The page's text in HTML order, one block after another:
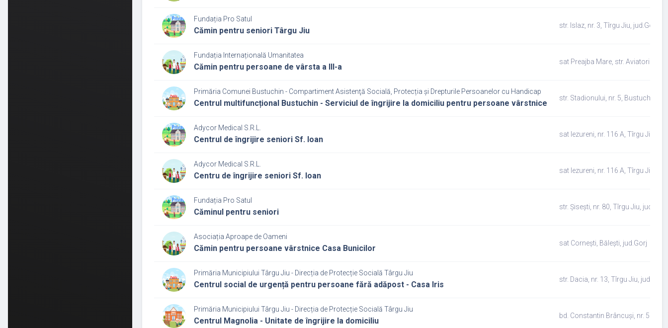
Fundația Pro Satul
Cămin pentru seniori Târgu Jiu
str. Islaz, nr. 3, Tîrgu Jiu, jud.Gorj
Fundația Internațională Umanitatea
Cămin pentru persoane de vârsta a III-a
sat Preajba Mare, str. Aviatorilor,
Primăria Comunei Bustuchin - Compartiment Asistenţă Socială, Protecția și Drepturile Persoanelor cu Handicap
Centrul multifuncțional Bustuchin - Serviciul de îngrijire la domiciliu pentru persoane vârstnice
str. Stadionului, nr. 5, Bustuchin,
Adycor Medical S.R.L.
Centrul de îngrijire seniori Sf. Ioan
sat Iezureni, nr. 116 A, Tîrgu Jiu,
Adycor Medical S.R.L.
Centru de îngrijire seniori Sf. Ioan
sat Iezureni, nr. 116 A, Tîrgu Jiu,
Fundația Pro Satul
Căminul pentru seniori
str. Șisești, nr. 80, Tîrgu Jiu, jud.Gorj
Asociația Aproape de Oameni
Cămin pentru persoane vârstnice Casa Bunicilor
sat Cornești, Bălești, jud.Gorj
Primăria Municipiului Târgu Jiu - Direcția de Protecție Socială Târgu Jiu
Centrul social de urgență pentru persoane fără adăpost - Casa Iris
str. Dacia, nr. 13, Tîrgu Jiu, jud.Gorj
Primăria Municipiului Târgu Jiu - Direcția de Protecție Socială Târgu Jiu
Centrul Magnolia - Unitate de îngrijire la domiciliu
bd. Constantin Brâncuși, nr. 53, bl.